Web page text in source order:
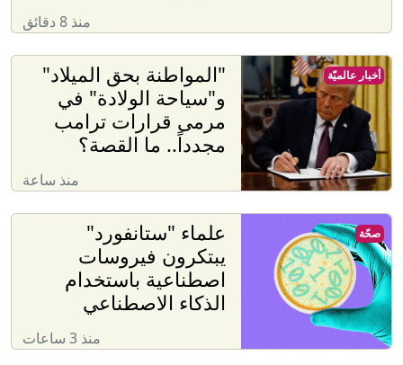
منذ 8 دقائق
"المواطنة بحق الميلاد"
و"سياحة الولادة" في
مرمى قرارات ترامب
مجدداً.. ما القصة؟
منذ ساعة
أخبار عالميّة
علماء "ستانفورد"
يبتكرون فيروسات
اصطناعية باستخدام
الذكاء الاصطناعي
منذ 3 ساعات
صحّة